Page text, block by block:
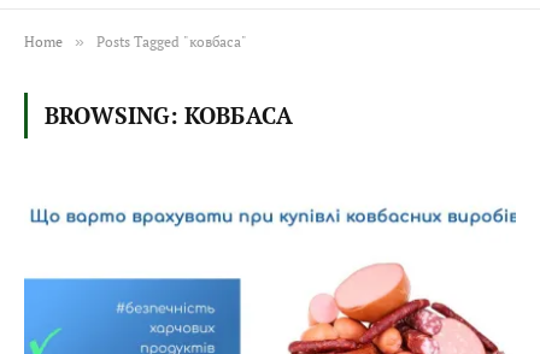
Home » Posts Tagged "ковбаса"
BROWSING: КОВБАСА